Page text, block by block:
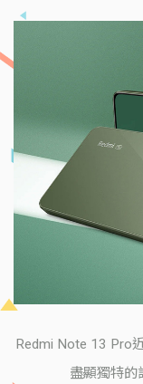
Redmi Note 13 Pro
盡顯獨特的